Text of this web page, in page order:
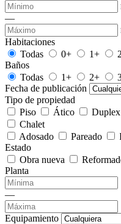
—
Habitaciones
Todas
0+ 1+
Baños
Todas
1+ 2+
Fecha de publicación
Tipo de propiedad
Piso
Ático Duplex
Chalet
Adosado
Pareado
Estado
Obra nueva
Planta
—
Equipamiento